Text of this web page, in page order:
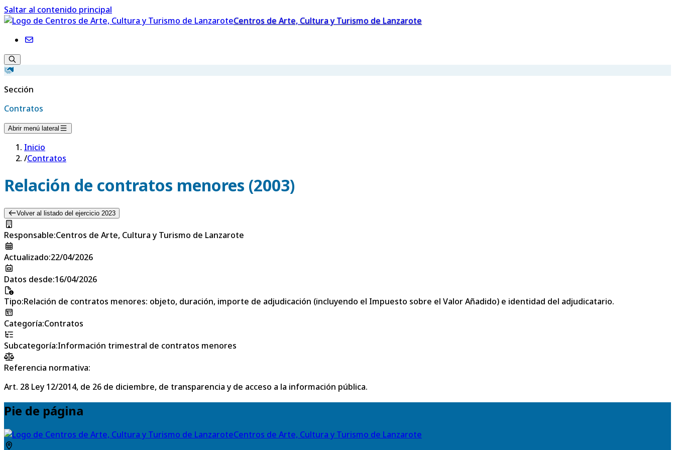
Saltar al contenido principal
Centros de Arte, Cultura y Turismo de Lanzarote
Sección
Contratos
Abrir menú lateral
Inicio
/Contratos
Relación de contratos menores (2003)
Volver al listado del ejercicio 2023
Responsable:Centros de Arte, Cultura y Turismo de Lanzarote
Actualizado:22/04/2026
Datos desde:16/04/2026
Tipo:Relación de contratos menores: objeto, duración, importe de adjudicación (incluyendo el Impuesto sobre el Valor Añadido) e identidad del adjudicatario.
Categoría:Contratos
Subcategoría:Información trimestral de contratos menores
Referencia normativa:
Art. 28 Ley 12/2014, de 26 de diciembre, de transparencia y de acceso a la información pública.
Pie de página
Centros de Arte, Cultura y Turismo de Lanzarote